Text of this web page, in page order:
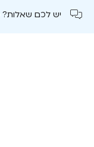
יש לכם שאלות?